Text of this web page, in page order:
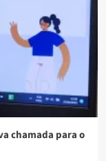
chamada para o